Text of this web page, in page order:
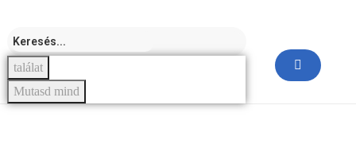
találat
Mutasd mind